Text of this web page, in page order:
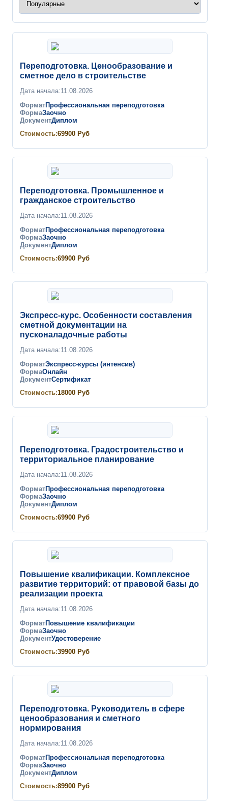
Переподготовка. Ценообразование и
сметное дело в строительстве
Дата начала:11.08.2026
ФорматПрофессиональная переподготовка
ФормаЗаочно
ДокументДиплом
Стоимость:69900 Руб
Переподготовка. Промышленное и
гражданское строительство
Дата начала:11.08.2026
ФорматПрофессиональная переподготовка
ФормаЗаочно
ДокументДиплом
Стоимость:69900 Руб
Экспресс-курс. Особенности составления
сметной документации на
пусконаладочные работы
Дата начала:11.08.2026
ФорматЭкспресс-курсы (интенсив)
ФормаОнлайн
ДокументСертификат
Стоимость:18000 Руб
Переподготовка. Градостроительство и
территориальное планирование
Дата начала:11.08.2026
ФорматПрофессиональная переподготовка
ФормаЗаочно
ДокументДиплом
Стоимость:69900 Руб
Повышение квалификации. Комплексное
развитие территорий: от правовой базы до
реализации проекта
Дата начала:11.08.2026
ФорматПовышение квалификации
ФормаЗаочно
ДокументУдостоверение
Стоимость:39900 Руб
Переподготовка. Руководитель в сфере
ценообразования и сметного
нормирования
Дата начала:11.08.2026
ФорматПрофессиональная переподготовка
ФормаЗаочно
ДокументДиплом
Стоимость:89900 Руб